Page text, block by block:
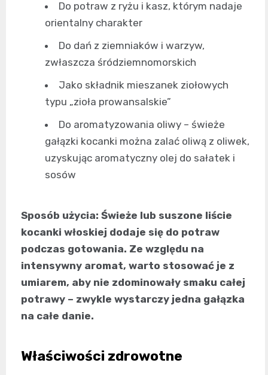
Do potraw z ryżu i kasz, którym nadaje
orientalny charakter
Do dań z ziemniaków i warzyw,
zwłaszcza śródziemnomorskich
Jako składnik mieszanek ziołowych
typu „zioła prowansalskie”
Do aromatyzowania oliwy – świeże
gałązki kocanki można zalać oliwą z oliwek,
uzyskując aromatyczny olej do sałatek i
sosów
Sposób użycia: Świeże lub suszone liście
kocanki włoskiej dodaje się do potraw
podczas gotowania. Ze względu na
intensywny aromat, warto stosować je z
umiarem, aby nie zdominowały smaku całej
potrawy – zwykle wystarczy jedna gałązka
na całe danie.
Właściwości zdrowotne